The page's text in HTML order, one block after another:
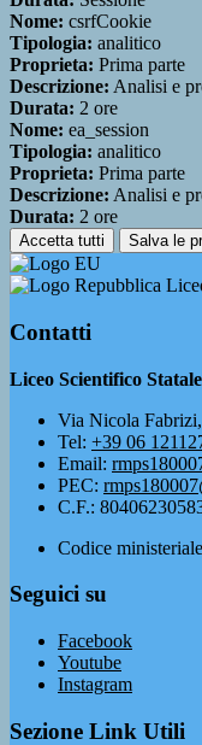
Nome: csrfCookie
Tipologia: analitico
Proprieta: Prima parte
Descrizione: Analisi e
Durata: 2 ore
Nome: ea_session
Tipologia: analitico
Proprieta: Prima parte
Descrizione: Analisi e
Durata: 2 ore
Accetta tutti Salva le
Contatti
Liceo Scientifico
Via Nicola
Tel: +39 06
Email:
PEC:
C.F.:
Codice
Seguici su
Facebook
Youtube
Instagram
Sezione Link Utili